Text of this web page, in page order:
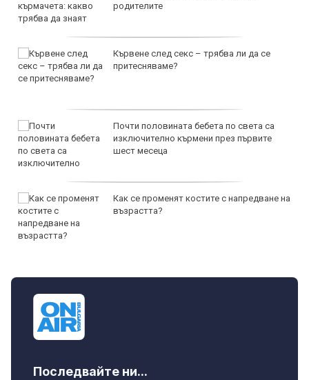
родителите
Кървене след секс – трябва ли да се
притесняваме?
Почти половината бебета по света са
изключително кърмени през първите
шест месеца
Как се променят костите с напредване на
възрастта?
Последвайте ни...